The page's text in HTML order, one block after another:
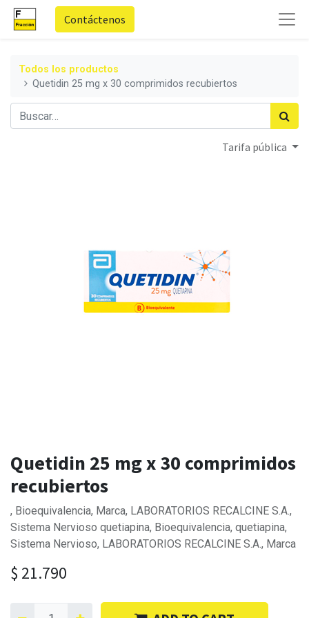
Contáctenos
Todos los productos
Quetidin 25 mg x 30 comprimidos recubiertos
Tarifa pública
Quetidin 25 mg x 30 comprimidos
recubiertos
, Bioequivalencia, Marca, LABORATORIOS RECALCINE S.A.,
Sistema Nervioso quetiapina, Bioequivalencia, quetiapina,
Sistema Nervioso, LABORATORIOS RECALCINE S.A., Marca
$ 21.790